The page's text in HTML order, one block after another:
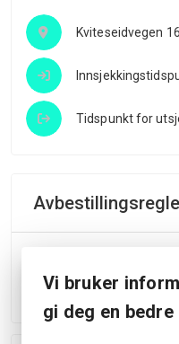
Kviteseidvegen
Tidspunkt for
du avbestiller
Vi bruker
gi deg en